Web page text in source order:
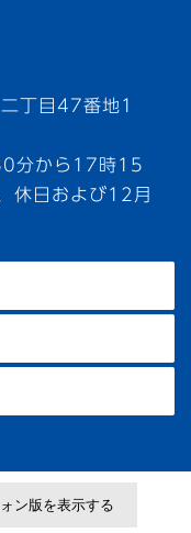
丁目47番地1
分から17時15
休日および12月
ン版を表示する